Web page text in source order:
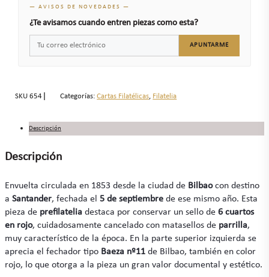
— AVISOS DE NOVEDADES —
¿Te avisamos cuando entren piezas como esta?
APUNTARME
SKU654 Categorías: Cartas Filatélicas, Filatelia
Descripción
Descripción
Envuelta circulada en 1853 desde la ciudad de Bilbaocon destino
a Santander, fechada el 5 de septiembre de ese mismo año. Esta
pieza de prefilatelia destaca por conservar un sello de 6 cuartos
en rojo, cuidadosamente cancelado con matasellos de parrilla,
muy característico de la época. En la parte superior izquierda se
aprecia el fechador tipo Baeza nº11 de Bilbao, también en color
rojo, lo que otorga a la pieza un gran valor documental y estético.